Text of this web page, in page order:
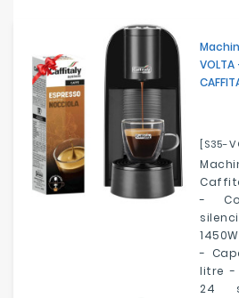
Electroménager
Bureautique
Réseau
Sécurité
[S35-
-
-
litre -
24